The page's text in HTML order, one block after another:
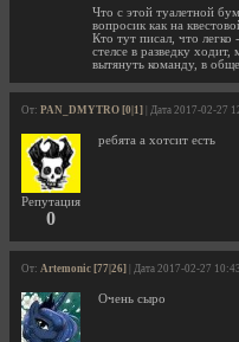
Что с этой туалетной
вопросик как на
Кто тут писал, что
стелсе в разведку
вытянуть команду, в
От: PAN_DMYTRO [0|1] | Дата 2017-02-27
Репутация
0
ребята а хотсит есть
От: Artemonic [77|26] | Дата 2017-02-27
Очень сыро